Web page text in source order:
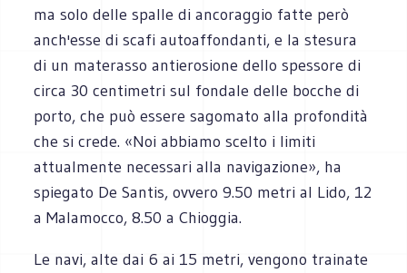
ma solo delle spalle di ancoraggio fatte però
anch'esse di scafi autoaffondanti, e la stesura
di un materasso antierosione dello spessore di
circa 30 centimetri sul fondale delle bocche di
porto, che può essere sagomato alla profondità
che si crede. «Noi abbiamo scelto i limiti
attualmente necessari alla navigazione», ha
spiegato De Santis, ovvero 9.50 metri al Lido, 12
a Malamocco, 8.50 a Chioggia.
Le navi, alte dai 6 ai 15 metri, vengono trainate